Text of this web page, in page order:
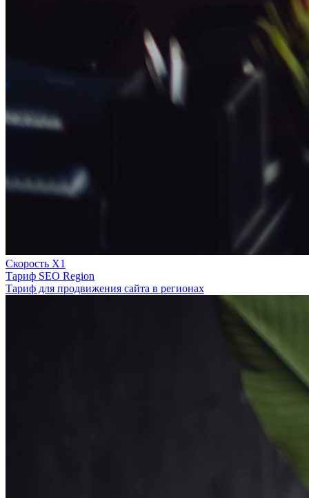
Скорость Х1
Тариф SEO Region
Тариф для продвижения сайта в регионах